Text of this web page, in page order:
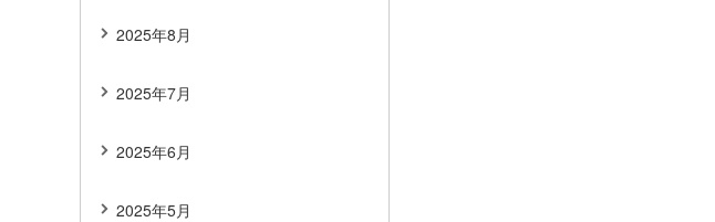
2025年8月
2025年7月
2025年6月
2025年5月